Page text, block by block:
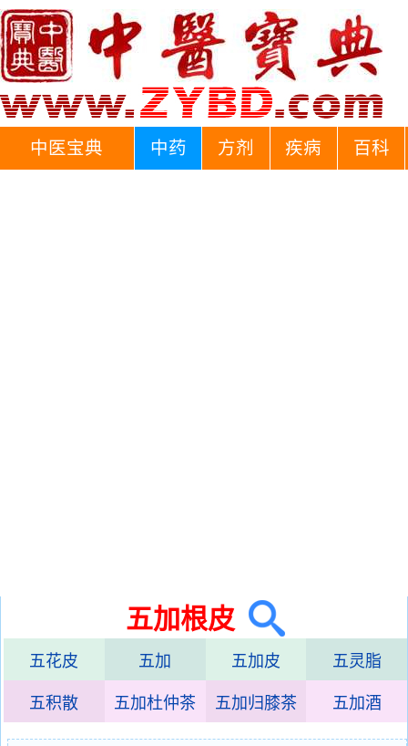
中医宝典 中药 方剂 疾病 百科
五加根皮
五花皮 五加 五加皮 五灵脂
五积散 五加杜仲茶 五加归膝茶 五加酒